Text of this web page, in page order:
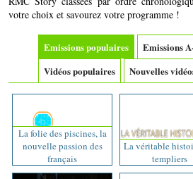
votre choix et savourez votre programme !
Emissions populaires
Emissions
Vidéos populaires
Nouvelles
La folie des piscines, la
nouvelle passion des
français
La véritable
templiers